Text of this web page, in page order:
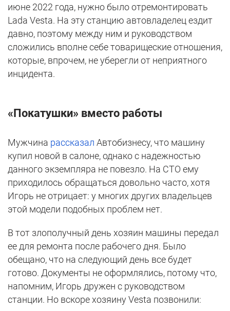
июне 2022 года, нужно было отремонтировать
Lada Vesta. На эту станцию автовладелец ездит
давно, поэтому между ним и руководством
сложились вполне себе товарищеские отношения,
которые, впрочем, не уберегли от неприятного
инцидента.
«Покатушки» вместо работы
Мужчина рассказал Автобизнесу, что машину
купил новой в салоне, однако с надежностью
данного экземпляра не повезло. На СТО ему
приходилось обращаться довольно часто, хотя
Игорь не отрицает: у многих других владельцев
этой модели подобных проблем нет.
В тот злополучный день хозяин машины передал
ее для ремонта после рабочего дня. Было
обещано, что на следующий день все будет
готово. Документы не оформлялись, потому что,
напомним, Игорь дружен с руководством
станции. Но вскоре хозяину Vesta позвонили: